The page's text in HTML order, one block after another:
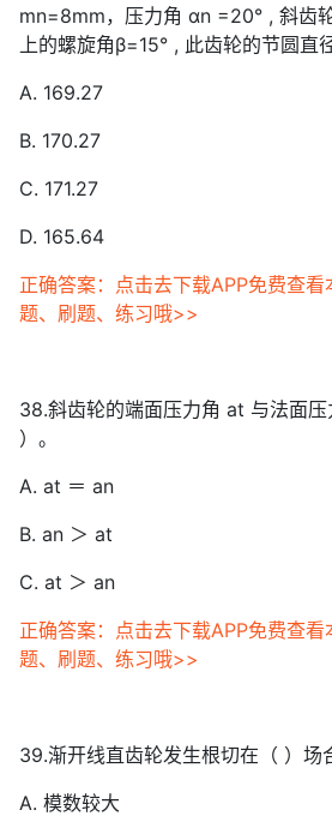
mn=8mm，压力角 αn =20° , 斜齿
上的螺旋角β=15° , 此齿轮的节圆直
A. 169.27
B. 170.27
C. 171.27
D. 165.64
正确答案：点击去下载APP免费查
题、刷题、练习哦>>
38.斜齿轮的端面压力角 at 与法面
）。
A. at ＝ an
B. an ＞ at
C. at ＞ an
正确答案：点击去下载APP免费查
题、刷题、练习哦>>
39.渐开线直齿轮发生根切在（ ）场
A. 模数较大